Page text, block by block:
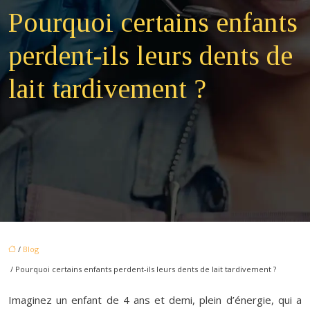
Pourquoi certains enfants
perdent-ils leurs dents de
lait tardivement ?
/ Blog
/ Pourquoi certains enfants perdent-ils leurs dents de lait tardivement ?
Imaginez un enfant de 4 ans et demi, plein d’énergie, qui a